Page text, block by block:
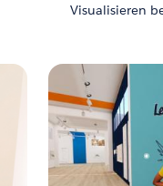
Visualisieren